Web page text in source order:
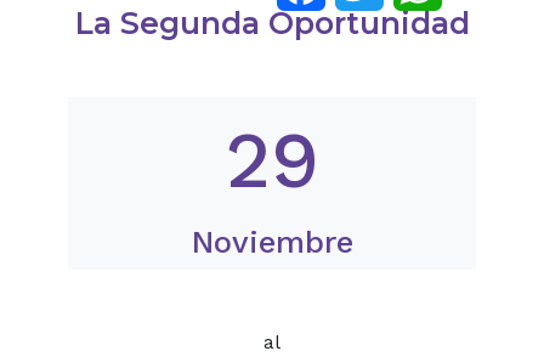
La Segunda Oportunidad
29
Noviembre
al